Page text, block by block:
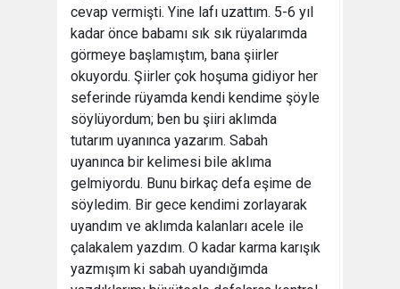
cevap vermişti. Yine lafı uzattım. 5-6 yıl
kadar önce babamı sık sık rüyalarımda
görmeye başlamıştım, bana şiirler
okuyordu. Şiirler çok hoşuma gidiyor her
seferinde rüyamda kendi kendime şöyle
söylüyordum; ben bu şiiri aklımda
tutarım uyanınca yazarım. Sabah
uyanınca bir kelimesi bile aklıma
gelmiyordu. Bunu birkaç defa eşime de
söyledim. Bir gece kendimi zorlayarak
uyandım ve aklımda kalanları acele ile
çalakalem yazdım. O kadar karma karışık
yazmışım ki sabah uyandığımda